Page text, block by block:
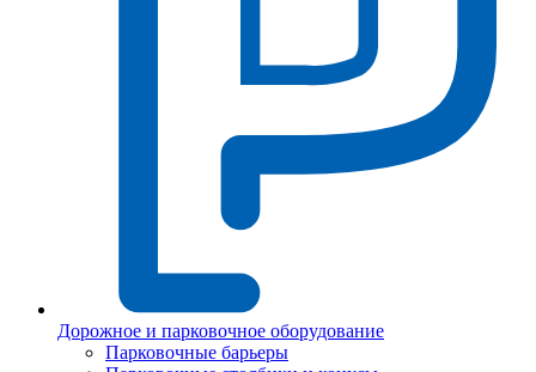
Дорожное и парковочное оборудование
Парковочные барьеры